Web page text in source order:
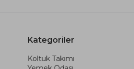
Kategoriler
Koltuk Takımı